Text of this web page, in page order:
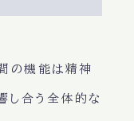
の機能は精神
し合う全体的な